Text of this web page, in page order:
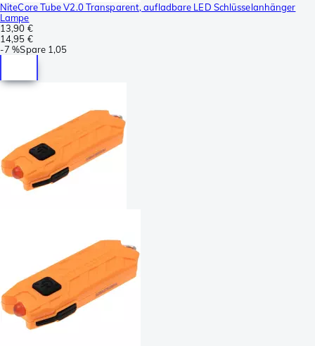
NiteCore Tube V2.0 Transparent, aufladbare LED Schlüsselanhänger
Lampe
13,90 €
14,95 €
-7 %Spare 1,05